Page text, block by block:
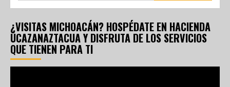
¿VISITAS MICHOACÁN? HOSPÉDATE EN HACIENDA
UCAZANAZTACUA Y DISFRUTA DE LOS SERVICIOS
QUE TIENEN PARA TI